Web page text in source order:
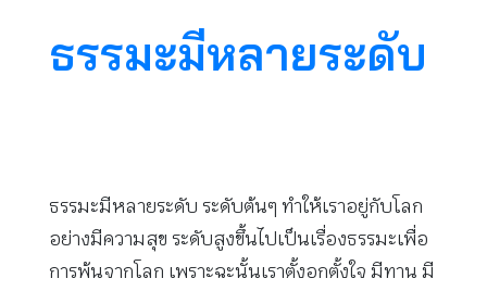
ธรรมะมีหลายระดับ
ธรรมะมีหลายระดับ ระดับต้นๆ ทำให้เราอยู่กับโลก
อย่างมีความสุข ระดับสูงขึ้นไปเป็นเรื่องธรรมะเพื่อ
การพ้นจากโลก เพราะฉะนั้นเราตั้งอกตั้งใจ มีทาน มี